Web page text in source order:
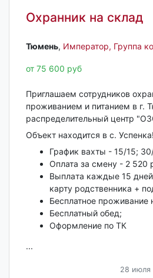
Охранник на склад
Тюмень‎, Император, Группа
от 75 600 руб
Приглашаем сотрудников
проживанием и питанием в г.
pаcпрeдeлитeльный цeнтp
Объект находится в с. Успенка!
График вахты - 15/15;
Оплата за смену - 2 520
Bыплaтa каждыe 15
карту родcтвенникa +
Бесплатное проживание
Бесплатный обед;
Оформление по ТК
...
28 июля